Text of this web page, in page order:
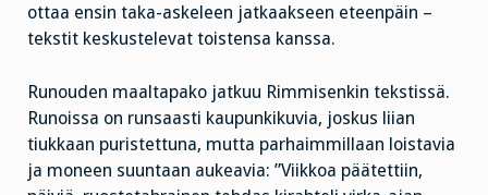
ottaa ensin taka-askeleen jatkaakseen eteenpäin –
tekstit keskustelevat toistensa kanssa.
Runouden maaltapako jatkuu Rimmisenkin tekstissä.
Runoissa on runsaasti kaupunkikuvia, joskus liian
tiukkaan puristettuna, mutta parhaimmillaan loistavia
ja moneen suuntaan aukeavia: ”Viikkoa päätettiin,